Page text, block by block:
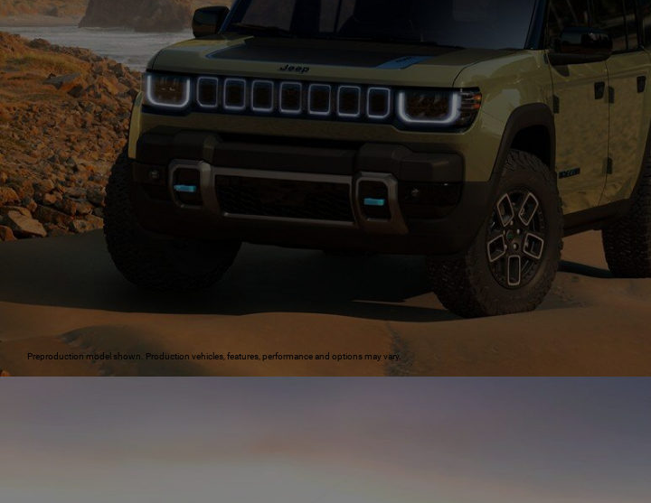
Preproduction model shown. Production vehicles, features, performance and options may vary.